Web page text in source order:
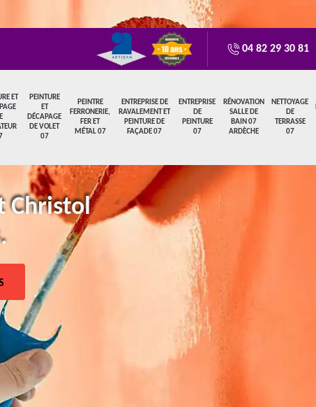
ET
PEINTURE
ET
DÉCAPAGE
DE VOLET
07
PEINTRE
FERRONERIE,
FER ET
MÉTAL 07
ENTREPRISE DE
RAVALEMENT ET
PEINTURE DE
FAÇADE 07
ENTREPRISE
DE
PEINTURE
07
RÉNOVATION
SALLE DE
BAIN 07
ARDÈCHE
NETTOYAGE
DE
TERRASSE
07
04 82 29 30 81
Christol